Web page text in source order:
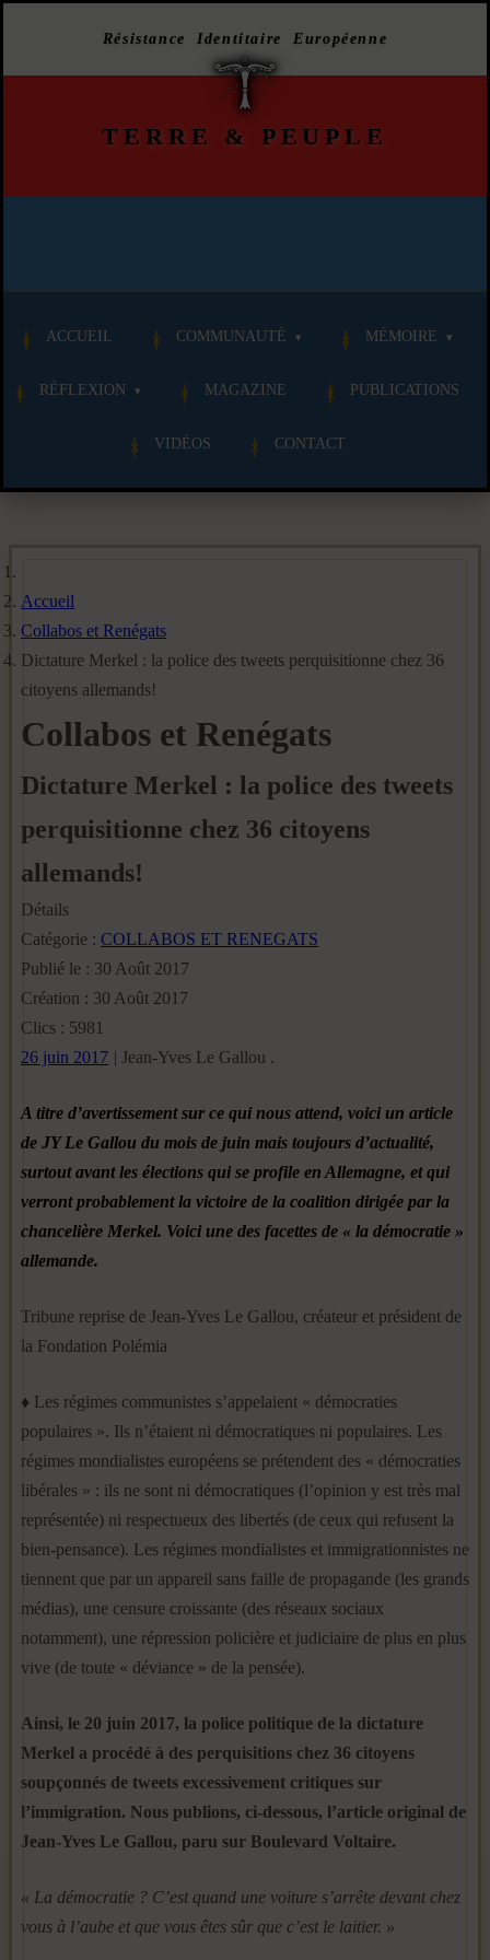
Résistance Identitaire Européenne
TERRE & PEUPLE
ACCUEIL COMMUNAUTÉ MÉMOIRE
RÉFLEXION MAGAZINE PUBLICATIONS
VIDÉOS CONTACT
Accueil
Collabos et Renégats
Dictature Merkel : la police des tweets perquisitionne chez 36
citoyens allemands!
Collabos et Renégats
Dictature Merkel : la police des tweets
perquisitionne chez 36 citoyens
allemands!
Détails
Catégorie : COLLABOS ET RENEGATS
Publié le : 30 Août 2017
Création : 30 Août 2017
Clics : 5981
26 juin 2017 | Jean-Yves Le Gallou .
A titre d’avertissement sur ce qui nous attend, voici un article
de JY Le Gallou du mois de juin mais toujours d’actualité,
surtout avant les élections qui se profile en Allemagne, et qui
verront probablement la victoire de la coalition dirigée par la
chancelière Merkel. Voici une des facettes de « la démocratie »
allemande.
Tribune reprise de Jean-Yves Le Gallou, créateur et président de
la Fondation Polémia
♦ Les régimes communistes s’appelaient « démocraties
populaires ». Ils n’étaient ni démocratiques ni populaires. Les
régimes mondialistes européens se prétendent des « démocraties
libérales » : ils ne sont ni démocratiques (l’opinion y est très mal
représentée) ni respectueux des libertés (de ceux qui refusent la
bien-pensance). Les régimes mondialistes et immigrationnistes ne
tiennent que par un appareil sans faille de propagande (les grands
médias), une censure croissante (des réseaux sociaux
notamment), une répression policière et judiciaire de plus en plus
vive (de toute « déviance » de la pensée).
Ainsi, le 20 juin 2017, la police politique de la dictature
Merkel a procédé à des perquisitions chez 36 citoyens
soupçonnés de tweets excessivement critiques sur
l’immigration. Nous publions, ci-dessous, l’article original de
Jean-Yves Le Gallou, paru sur Boulevard Voltaire.
« La démocratie ? C’est quand une voiture s’arrête devant chez
vous à l’aube et que vous êtes sûr que c’est le laitier. »